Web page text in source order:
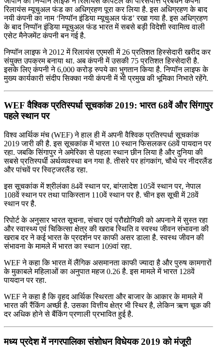
रिलायंस म्यूचुअल फंड का अधिग्रहण पूरा कर लिया है. इस अधिग्रहण के बाद
नयी कंपनी का नाम ‘निप्पॉन इंडिया म्यूचुअल फंड’ रखा गया है. इस अधिग्रहण
के बाद निप्पॉन इंडिया म्यूचुअल फंड भारत में सबसे बड़ी विदेशी स्वामित्व वाली
एसेट मैनेजमेंट कंपनी बन गई है.
निप्पॉन लाइफ ने 2012 में रिलायंस एएमसी में 26 प्रतिशत हिस्सेदारी खरीद कर
संयुक्त उपक्रम बनाया था. अब कंपनी में उसकी 75 प्रतिशत हिस्सेदारी है.
इसके लिए कंपनी ने 6,000 करोड़ रुपये का भुगतान किया है. निप्पॉन लाइफ के
मुख्य कार्यकारी संदीप सिक्का नयी कंपनी में भी प्रमुख की भूमिका निभाते रहेंगे.
WEF वैश्विक प्रतिस्पर्धा सूचकांक 2019: भारत 68वें और सिंगापुर
पहले स्थान पर
विश्व आर्थिक मंच (WEF) ने हाल ही में अपनी वैश्विक प्रतिस्पर्धा सूचकांक
2019 जारी की है. इस सूचकांक में भारत 10 स्थान फिसलकर 68वें पायदान पर
रहा. जबकि सिंगापुर ने अमेरिका से पहला स्थान छीन लिया है और दुनिया की
सबसे प्रतिस्पर्धी अर्थव्यवस्था बन गया है. तीसरे पर हांगकांग, चौथे पर नीदरलैंड
और पांचवें पर स्विट्जरलैंड रहा.
इस सूचकांक में श्रीलंका 84वें स्थान पर, बांग्लादेश 105वें स्थान पर, नेपाल
108वें स्थान पर तथा पाकिस्तान 110वें स्थान पर है. चीन इस सूची में 28वें
स्थान पर है.
रिपोर्ट के अनुसार भारत सूचना, संचार एवं प्रौद्योगिकी को अपनाने में सुस्त रहा
और स्वास्थ्य एवं चिकित्सा क्षेत्र की खराब स्थिति व स्वस्थ जीवन संभावना की
खराब दर ने कई भारत के प्रदर्शन पर काफी असर डाला है. स्वस्थ जीवन की
संभावना के मामले में भारत का स्थान 109वां रहा.
WEF ने कहा कि भारत में लैंगिक असमानता काफी ज्यादा है और पुरुष कामगारों
के मुकाबले महिलाओं का अनुपात महज 0.26 है. इस मामले में भारत 128वें
पायदान पर रहा.
WEF ने कहा है कि वृहद आर्थिक स्थिरता और बाजार के आकार के मामले में
भारत की रैंकिंग अच्छी है. उसका वित्तीय क्षेत्र भी स्थिर है, लेकिन ऋण चूक की
दर अधिक होने से बैंकिंग प्रणाली प्रभावित हुई है.
मध्‍य प्रदेश में नगरपालिका संशोधन विधेयक 2019 को मंजूरी